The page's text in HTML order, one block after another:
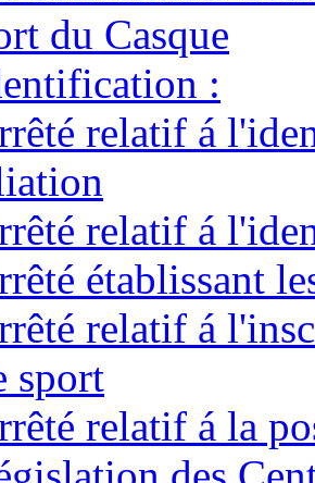
du Casque
:
relatif á
relatif á
établissant
relatif á
sport
relatif á la